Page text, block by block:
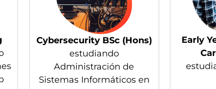
Cybersecurity BSc (Hons)
estudiando
Administración de
Sistemas Informáticos en
Early